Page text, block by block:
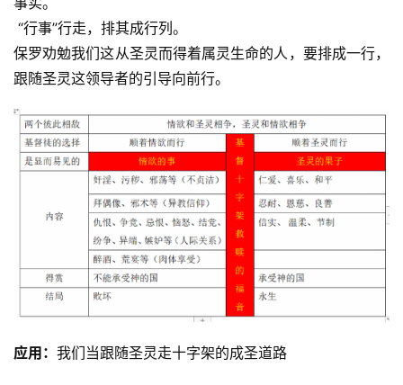
“行事”行走，排其成行列。
保罗劝勉我们这从圣灵而得着属灵生命的人，要排成一行，
跟随圣灵这领导者的引导向前行。
应用： 我们当跟随圣灵走十字架的成圣道路